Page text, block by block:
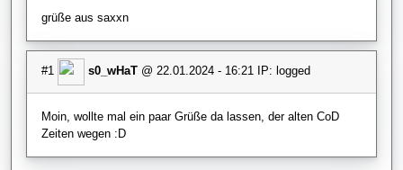
grüße aus saxxn
#1 s0_wHaT @ 22.01.2024 - 16:21 IP: logged
Moin, wollte mal ein paar Grüße da lassen, der alten CoD
Zeiten wegen :D